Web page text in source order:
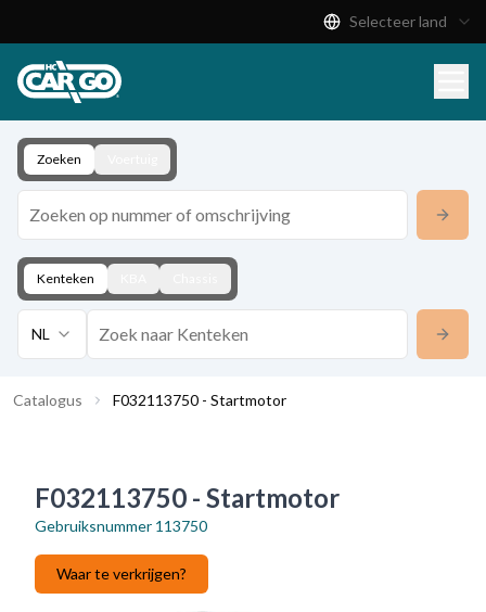
Download
Contact
Selecteer land
Zoeken
Kenteken
NL
Catalogus F032113750 - Startmotor
F032113750 - Startmotor
Gebruiksnummer 113750
Waar te verkrijgen?